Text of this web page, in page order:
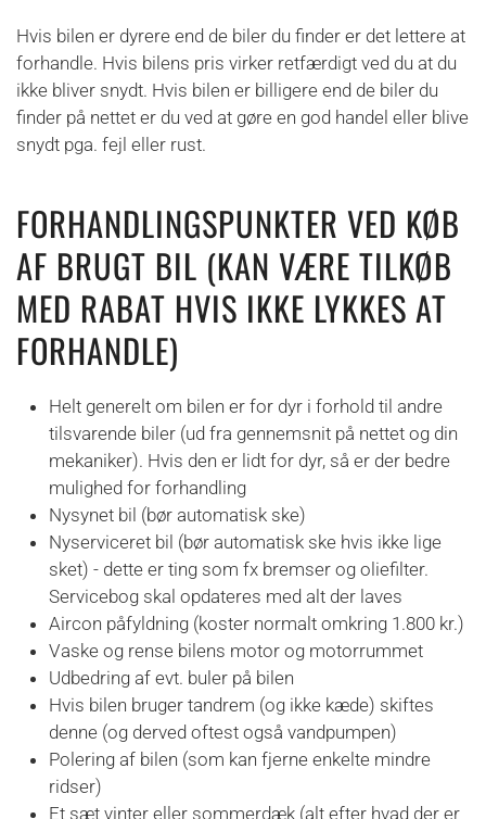
Hvis bilen er dyrere end de biler du finder er det lettere at
forhandle. Hvis bilens pris virker retfærdigt ved du at du
ikke bliver snydt. Hvis bilen er billigere end de biler du
finder på nettet er du ved at gøre en god handel eller blive
snydt pga. fejl eller rust.
FORHANDLINGSPUNKTER VED KØB
AF BRUGT BIL (KAN VÆRE TILKØB
MED RABAT HVIS IKKE LYKKES AT
FORHANDLE)
Helt generelt om bilen er for dyr i forhold til andre
tilsvarende biler (ud fra gennemsnit på nettet og din
mekaniker). Hvis den er lidt for dyr, så er der bedre
mulighed for forhandling
Nysynet bil (bør automatisk ske)
Nyserviceret bil (bør automatisk ske hvis ikke lige
sket) - dette er ting som fx bremser og oliefilter.
Servicebog skal opdateres med alt der laves
Aircon påfyldning (koster normalt omkring 1.800 kr.)
Vaske og rense bilens motor og motorrummet
Udbedring af evt. buler på bilen
Hvis bilen bruger tandrem (og ikke kæde) skiftes
denne (og derved oftest også vandpumpen)
Polering af bilen (som kan fjerne enkelte mindre
ridser)
Et sæt vinter eller sommerdæk (alt efter hvad der er